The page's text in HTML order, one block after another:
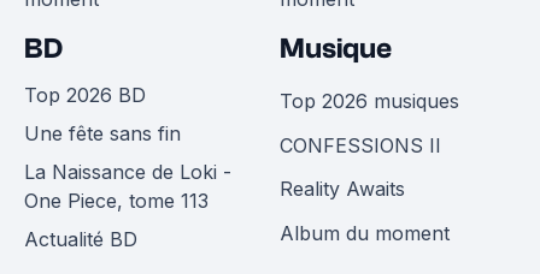
BD
Top 2026 BD
Une fête sans fin
La Naissance de Loki -
One Piece, tome 113
Actualité BD
Musique
Top 2026 musiques
CONFESSIONS II
Reality Awaits
Album du moment